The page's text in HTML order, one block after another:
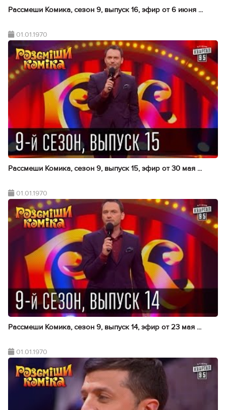
Рассмеши Комика, сезон 9, выпуск 16, эфир от 6 июня ...
01.01.1970
Рассмеши Комика, сезон 9, выпуск 15, эфир от 30 мая ...
01.01.1970
Рассмеши Комика, сезон 9, выпуск 14, эфир от 23 мая ...
01.01.1970